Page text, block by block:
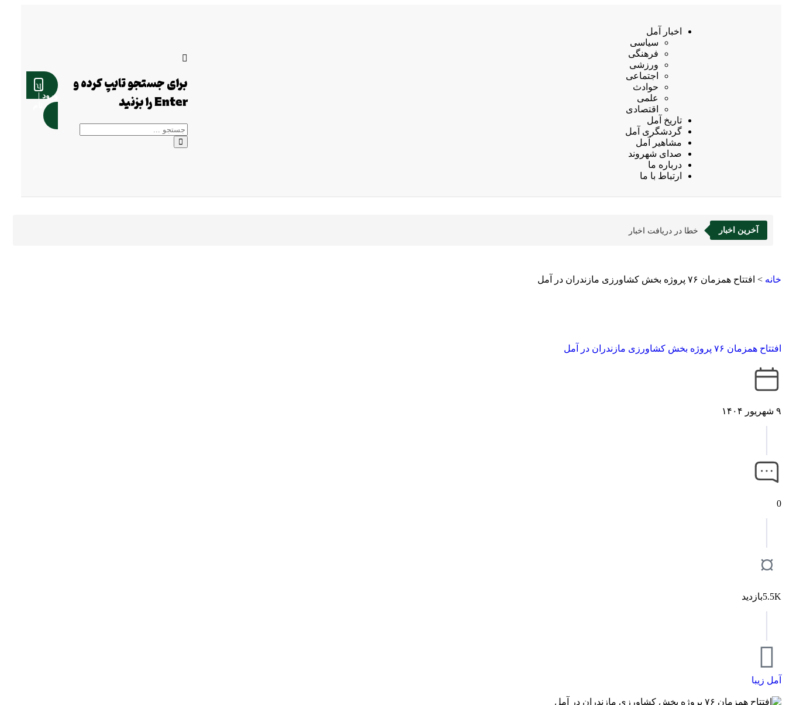
اخبار آمل
سیاسی
فرهنگی
ورزشی
اجتماعی
حوادث
علمی
اقتصادی
تاریخ آمل
گردشگری آمل
مشاهیر آمل
صدای شهروند
درباره ما
ارتباط با ما
برای جستجو تایپ کرده و
Enter را بزنید
ورود |
ثبت نام
آخرین اخبار خطا در دریافت اخبار
خانه > افتتاح همزمان ۷۶ پروژه بخش کشاورزی مازندران در آمل
افتتاح همزمان ۷۶ پروژه بخش کشاورزی مازندران در آمل
۹ شهریور ۱۴۰۴
0
5.5Kبازدید
آمل زیبا